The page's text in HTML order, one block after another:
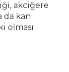
akciğere
da kan
olması